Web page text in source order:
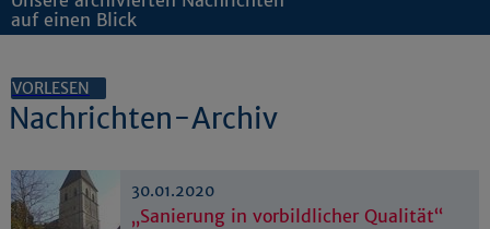
auf einen Blick
VORLESEN
Nachrichten-Archiv
30.01.2020
„Sanierung in vorbildlicher Qualität“